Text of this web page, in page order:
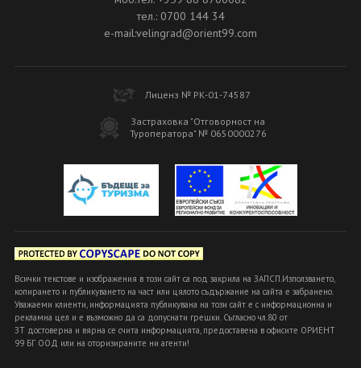
тел.: 0700 144 34
e-mail:velingrad@orient99.com
Лиценз № РК-01-74587
Застраховка "Отговорност на
Туроператора" № 0650000276
Всички текстове и изображения в този сайт са под закрила на ЗАПСП.Използването,
копирането и публикуването на част или цялото съдържание на сайта е забранено.
Уважаеми клиенти, информацията публикувана на този сайт е с информационна и
рекламна цел и е възможно да са допуснати грешки. Съгласно чл.80 от
ЗТ достоверна и вярна се счита информацията, предоставена в офисите ОРИЕНТ
99 БГ ООД или на оторизираните ни агенти!